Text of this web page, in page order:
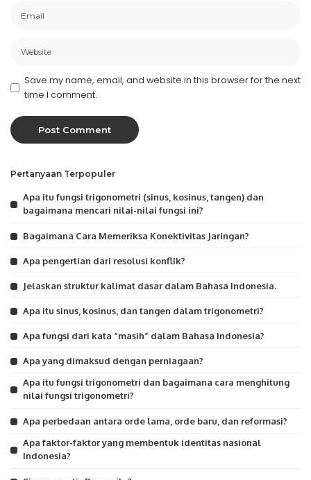
Save my name, email, and website in this browser for the next
time I comment.
Pertanyaan Terpopuler
Apa itu fungsi trigonometri (sinus, kosinus, tangen) dan
bagaimana mencari nilai-nilai fungsi ini?
Bagaimana Cara Memeriksa Konektivitas Jaringan?
Apa pengertian dari resolusi konflik?
Jelaskan struktur kalimat dasar dalam Bahasa Indonesia.
Apa itu sinus, kosinus, dan tangen dalam trigonometri?
Apa fungsi dari kata “masih” dalam Bahasa Indonesia?
Apa yang dimaksud dengan perniagaan?
Apa itu fungsi trigonometri dan bagaimana cara menghitung
nilai fungsi trigonometri?
Apa perbedaan antara orde lama, orde baru, dan reformasi?
Apa faktor-faktor yang membentuk identitas nasional
Indonesia?